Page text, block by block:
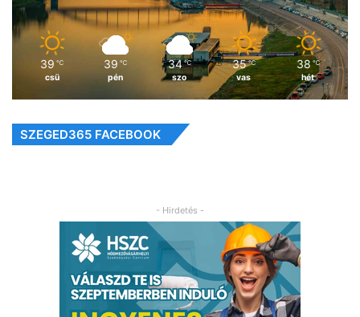
39 ℃
csü
39 ℃
pén
34 ℃
szo
35 ℃
vas
38 ℃
hét
SZEGED365 FACEBOOK
- Hirdetés -